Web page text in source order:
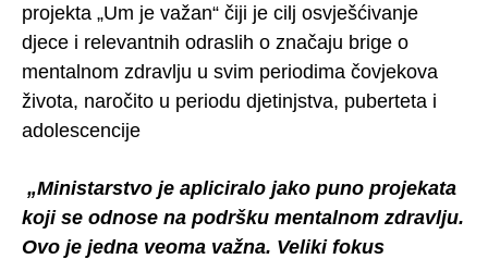
projekta „Um je važan“ čiji je cilj osvješćivanje
djece i relevantnih odraslih o značaju brige o
mentalnom zdravlju u svim periodima čovjekova
života, naročito u periodu djetinjstva, puberteta i
adolescencije
„Ministarstvo je apliciralo jako puno projekata
koji se odnose na podršku mentalnom zdravlju.
Ovo je jedna veoma važna. Veliki fokus